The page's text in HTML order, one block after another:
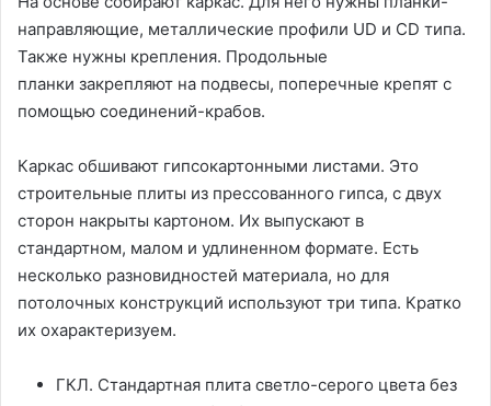
направляющие, металлические профили UD и CD типа.
Также нужны крепления. Продольные
планки закрепляют на подвесы, поперечные крепят с
помощью соединений-крабов.
Каркас обшивают гипсокартонными листами. Это
строительные плиты из прессованного гипса, с двух
сторон накрыты картоном. Их выпускают в
стандартном, малом и удлиненном формате. Есть
несколько разновидностей материала, но для
потолочных конструкций используют три типа. Кратко
их охарактеризуем.
ГКЛ. Стандартная плита светло-серого цвета без